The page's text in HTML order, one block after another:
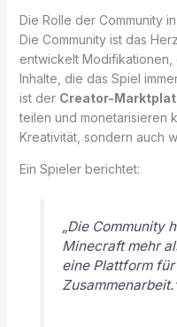
Die Rolle der Community
Die Community ist das
entwickelt Modifikationen,
Inhalte, die das Spiel
ist der Creator-
teilen und monetarisieren
Kreativität, sondern auch
Ein Spieler berichtet:
„Die Community
Minecraft mehr
eine Plattform